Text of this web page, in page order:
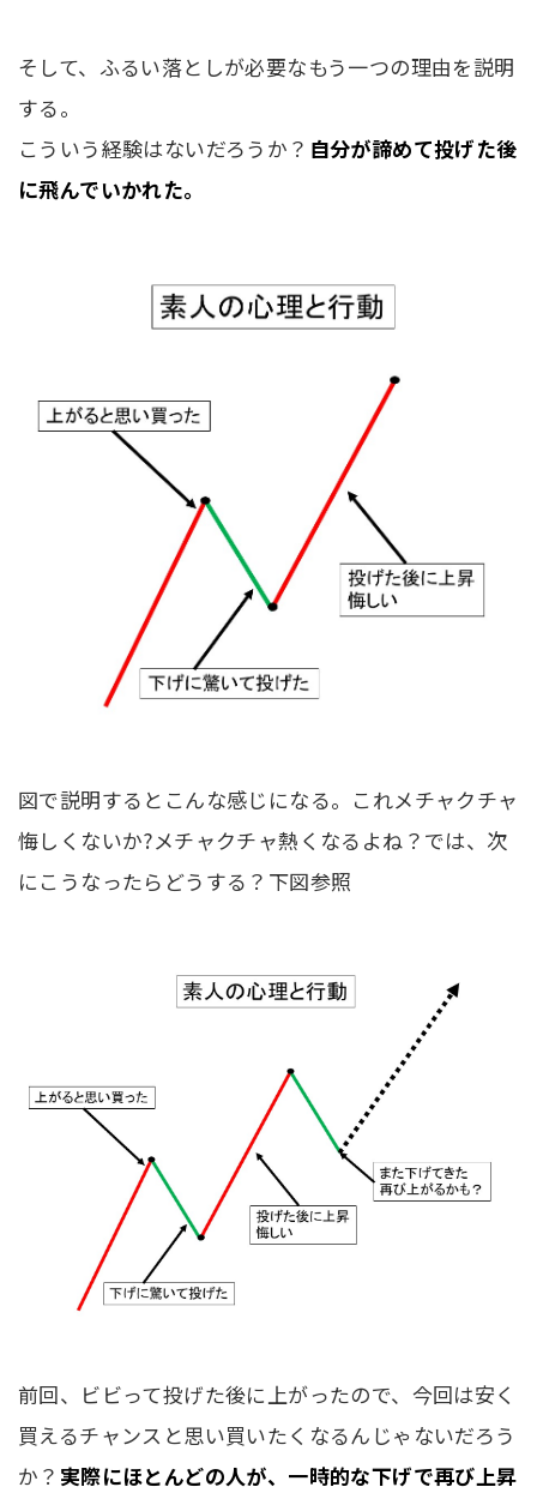
そして、ふるい落としが必要なもう一つの理由を説明
する。
こういう経験はないだろうか？ 自分が諦めて投げた後
に飛んでいかれた。
図で説明するとこんな感じになる。これメチャクチャ
悔しくないか?メチャクチャ熱くなるよね？では、次
にこうなったらどうする？下図参照
前回、ビビって投げた後に上がったので、今回は安く
買えるチャンスと思い買いたくなるんじゃないだろう
か？ 実際にほとんどの人が、一時的な下げで再び上昇